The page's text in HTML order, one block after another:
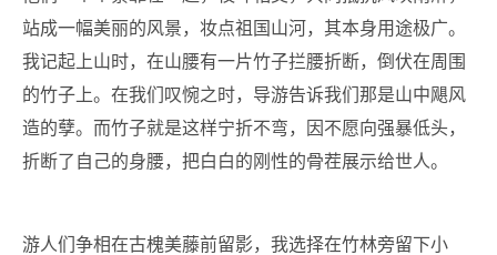
站成一幅美丽的风景，妆点祖国山河，其本身用途极广。
我记起上山时，在山腰有一片竹子拦腰折断，倒伏在周围
的竹子上。在我们叹惋之时，导游告诉我们那是山中飓风
造的孽。而竹子就是这样宁折不弯，因不愿向强暴低头，
折断了自己的身腰，把白白的刚性的骨茬展示给世人。
游人们争相在古槐美藤前留影，我选择在竹林旁留下小